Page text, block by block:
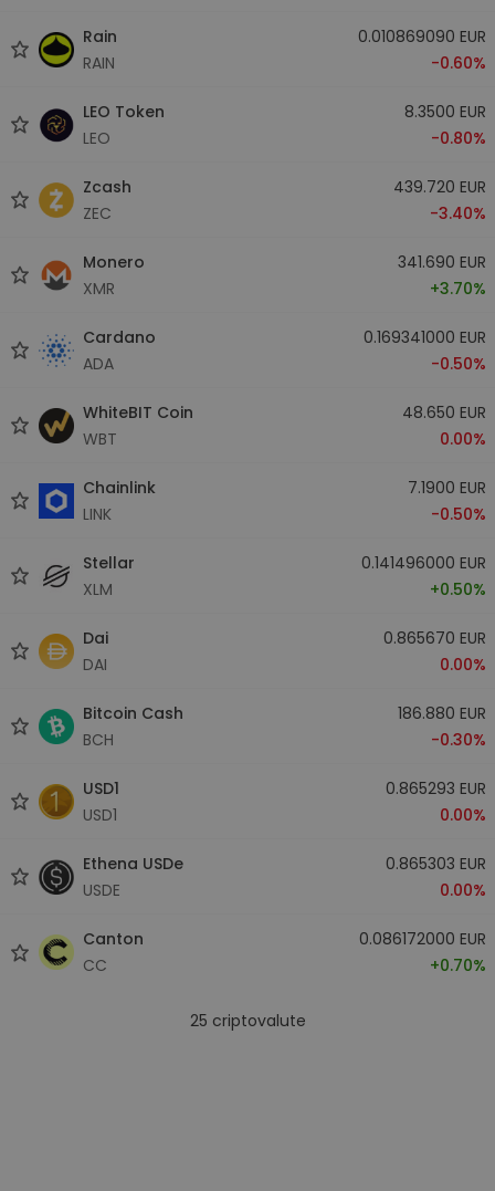
Rain
RAIN
0.010869090 EUR
-0.60%
LEO Token
LEO
8.3500 EUR
-0.80%
Zcash
ZEC
439.720 EUR
-3.40%
Monero
XMR
341.690 EUR
+3.70%
Cardano
ADA
0.169341000 EUR
-0.50%
WhiteBIT Coin
WBT
48.650 EUR
0.00%
Chainlink
LINK
7.1900 EUR
-0.50%
Stellar
XLM
0.141496000 EUR
+0.50%
Dai
DAI
0.865670 EUR
0.00%
Bitcoin Cash
BCH
186.880 EUR
-0.30%
USD1
USD1
0.865293 EUR
0.00%
Ethena USDe
USDE
0.865303 EUR
0.00%
Canton
CC
0.086172000 EUR
+0.70%
25 criptovalute